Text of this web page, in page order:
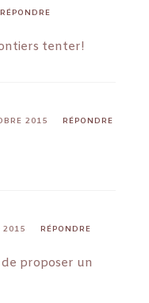
RÉPONDRE
tenter!
2015 RÉPONDRE
2015 RÉPONDRE
proposer un